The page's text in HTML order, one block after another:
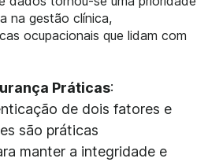
na gestão clínica,
ocupacionais que lidam com
Práticas:
de dois fatores e
são práticas
manter a integridade e